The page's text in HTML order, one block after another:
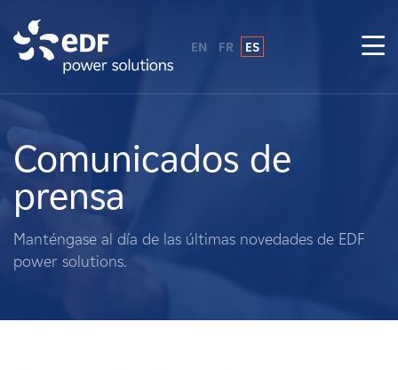
Sobre nosotros
Qué hacemos
Terratenientes
EN FR ES
Comunicados de
prensa
Manténgase al día de las últimas novedades de EDF
power solutions.